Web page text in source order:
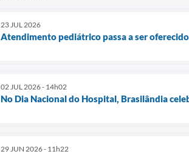
23 JUL 2026
Atendimento pediátrico passa a ser
02 JUL 2026 - 14h02
No Dia Nacional do Hospital, Brasilândia
29 JUN 2026 - 11h22